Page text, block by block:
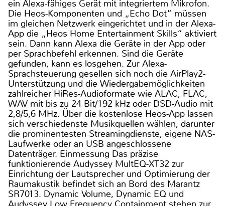
ein Alexa-fähiges Gerät mit integriertem Mikrofon.
Die Heos-Komponenten und „Echo Dot“ müssen
im gleichen Netzwerk eingerichtet und in der Alexa-
App die „Heos Home Entertainment Skills“ aktiviert
sein. Dann kann Alexa die Geräte in der App oder
per Sprachbefehl erkennen. Sind die Geräte
gefunden, kann es losgehen. Zur Alexa-
Sprachsteuerung gesellen sich noch die AirPlay2-
Unterstützung und die Wiedergabemöglichkeiten
zahlreicher HiRes-Audioformate wie ALAC, FLAC,
WAV mit bis zu 24 Bit/192 kHz oder DSD-Audio mit
2,8/5,6 MHz. Über die kostenlose Heos-App lassen
sich verschiedenste Musikquellen wählen, darunter
die prominentesten Streamingdienste, eigene NAS-
Laufwerke oder an USB angeschlossene
Datenträger. Einmessung Das präzise
funktionierende Audyssey MultEQ-XT32 zur
Einrichtung der Lautsprecher und Optimierung der
Raumakustik befindet sich an Bord des Marantz
SR7013. Dynamic Volume, Dynamic EQ und